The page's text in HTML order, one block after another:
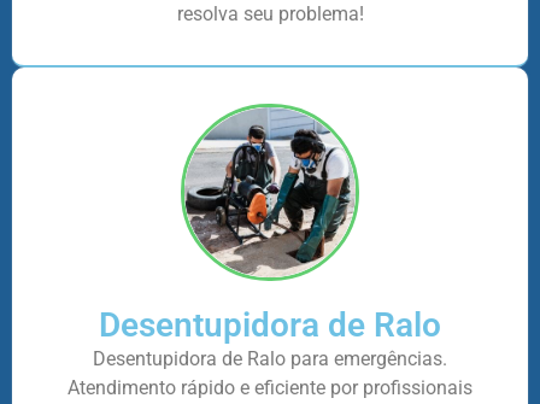
resolva seu problema!
Desentupidora de Ralo
Desentupidora de Ralo para emergências.
Atendimento rápido e eficiente por profissionais